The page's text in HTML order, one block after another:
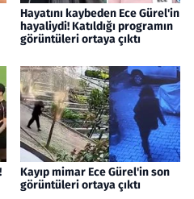
Hayatını kaybeden Ece Gürel'in
hayaliydi! Katıldığı programın
görüntüleri ortaya çıktı
Kayıp mimar Ece Gürel'in son
görüntüleri ortaya çıktı